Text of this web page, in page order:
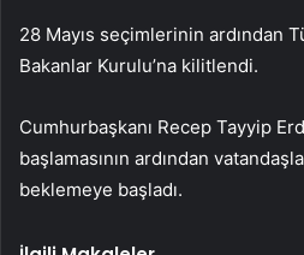
28 Mayıs seçimlerinin ardından
Bakanlar Kurulu’na kilitlendi.
Cumhurbaşkanı Recep Tayyip
başlamasının ardından
beklemeye başladı.